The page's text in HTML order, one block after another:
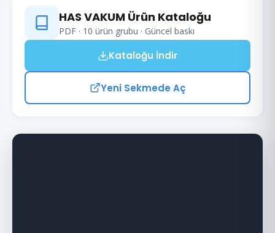
HAS VAKUM Ürün Kataloğu
PDF · 10 ürün grubu · Güncel baskı
Kataloğu İndir
Yeni Sekmede Aç